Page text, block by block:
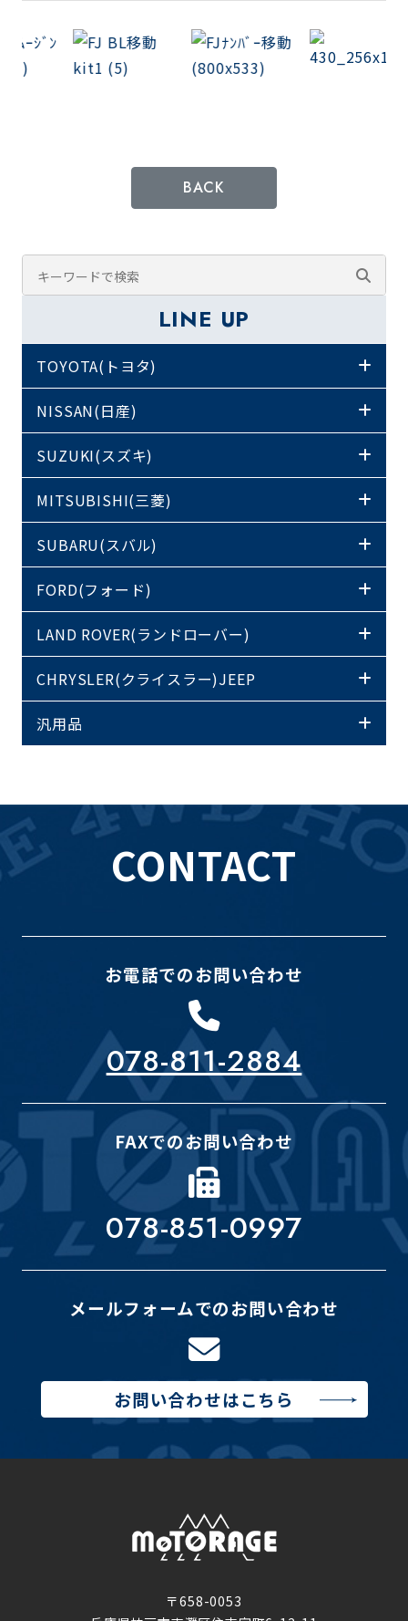
BACK
LINE UP
TOYOTA(トヨタ)
NISSAN(日産)
SUZUKI(スズキ)
MITSUBISHI(三菱)
SUBARU(スバル)
FORD(フォード)
LAND ROVER(ランドローバー)
CHRYSLER(クライスラー)JEEP
汎用品
CONTACT
お電話でのお問い合わせ
078-811-2884
FAXでのお問い合わせ
078-851-0997
メールフォームでのお問い合わせ
お問い合わせはこちら
〒658-0053